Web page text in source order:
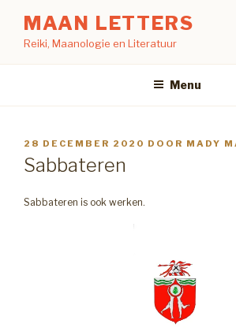
inhoud
springen
MAAN LETTERS
Reiki, Maanologie en Literatuur
Menu
GEPLAATST
OP
28 DECEMBER 2020 DOOR MADY
Sabbateren
Sabbateren is ook werken.